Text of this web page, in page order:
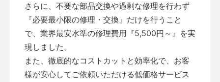
さらに、不要な部品交換や過剰な修理を行わず
『必要最小限の修理・交換』だけを行うこと
で、業界最安水準の修理費用『5,500円～』を実
現しました。
また、徹底的なコストカットと効率化で、お客
様が安心してご依頼いただける低価格サービス